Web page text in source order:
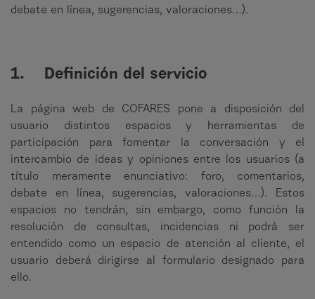
debate en línea, sugerencias, valoraciones…).
1. Definición del servicio
La página web de COFARES pone a disposición del
usuario distintos espacios y herramientas de
participación para fomentar la conversación y el
intercambio de ideas y opiniones entre los usuarios (a
título meramente enunciativo: foro, comentarios,
debate en línea, sugerencias, valoraciones…). Estos
espacios no tendrán, sin embargo, como función la
resolución de consultas, incidencias ni podrá ser
entendido como un espacio de atención al cliente, el
usuario deberá dirigirse al formulario designado para
ello.